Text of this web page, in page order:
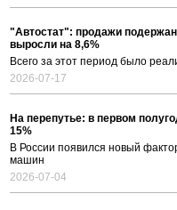
"Автостат": продажи
выросли на 8,6%
Всего за этот период было
2026-07-17
На перепутье: в первом
15%
В России появился новый
машин
2026-07-04